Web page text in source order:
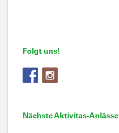
Folgt uns!
Nächste Aktivitas-Anlässe